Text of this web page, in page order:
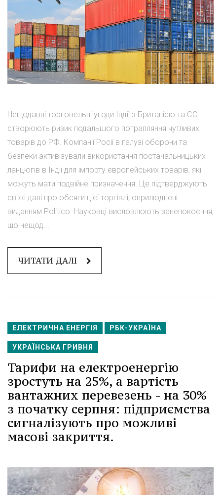
Нещодавні торговельні угоди Індії з Британією та ЄС
створюють ризик подальшого потрапляння чутливих
товарів до РФ. Компанії Росії в галузі оборони та
безпеки активізували використання постачальницьких
ланцюгів в Індії для імпорту європейських товарів, які
можуть мати подвійне призначення. Це підтверджують
свіжі дані про обсяги цієї торгівлі, оприлюднені
виданням Politico. Науковці висловлюють занепокоєння,
що нещод...
ЧИТАТИ ДАЛІ
ЕЛЕКТРИЧНА ЕНЕРГІЯ РБК-УКРАЇНА
УКРАЇНСЬКА ГРИВНЯ
Тарифи на електроенергію
зростуть на 25%, а вартість
вантажних перевезень - на 30%
з початку серпня: підприємства
сигналізують про можливі
масові закриття.